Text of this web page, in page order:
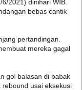
2021) dinihari WIB.
bebas cantik
pertandingan.
mereka gagal
gol balasan di babak
usai eksekusi